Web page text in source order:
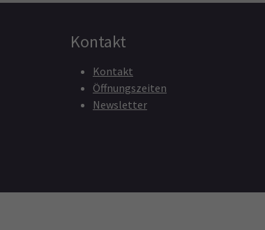
Kontakt
Kontakt
Öffnungszeiten
Newsletter